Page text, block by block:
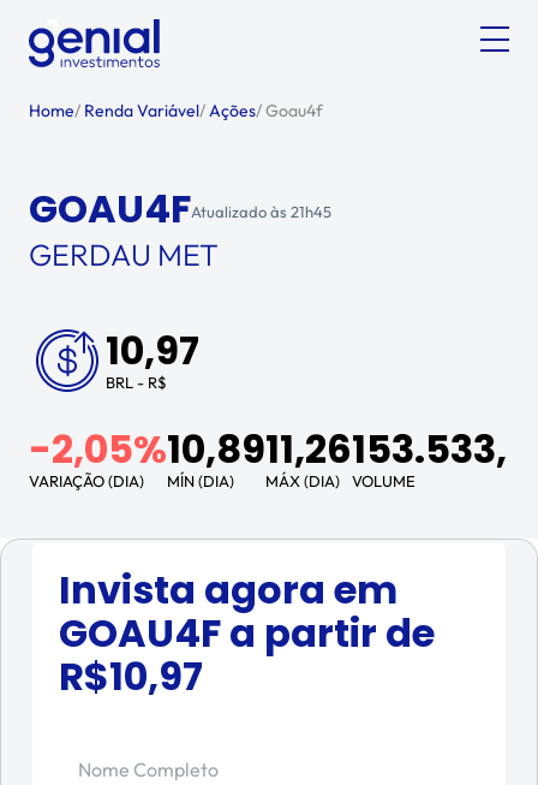
Home/ Renda Variável/Ações/Goau4f
GOAU4FAtualizado às 21h45
GERDAU MET
10,97
BRL - R$
-2,05%
VARIAÇÃO (DIA)
10,89
MÍN (DIA)
11,26
MÁX (DIA) VOLUME
Invista agora em
GOAU4Fa partir de
R$10,97
Nome Completo